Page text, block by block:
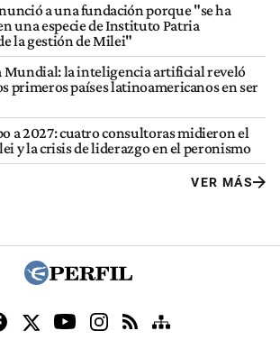
a una fundación porque "se ha
una especie de Instituto Patria
la gestión de Milei"
Mundial: la inteligencia artificial reveló
primeros países latinoamericanos en ser
a 2027: cuatro consultoras midieron el
y la crisis de liderazgo en el peronismo
VER MÁS